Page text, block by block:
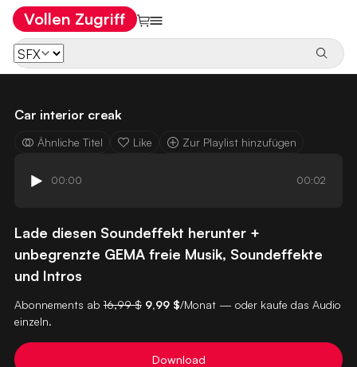
Vollen Zugriff
Car interior creak
Ähnliche Titel Like Zur Playlist hinzufügen
00:00 00:02
Lade diesen Soundeffekt herunter +
unbegrenzte GEMA freie Musik, Soundeffekte
und Intros
Abonnements ab 16,99 $ 9,99 $/Monat — oder kaufe das Audio
einzeln.
Download